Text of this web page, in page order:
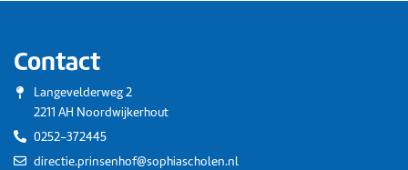
Contact
Langevelderweg 2
2211 AH Noordwijkerhout
0252-372445
directie.prinsenhof@sophiascholen.nl